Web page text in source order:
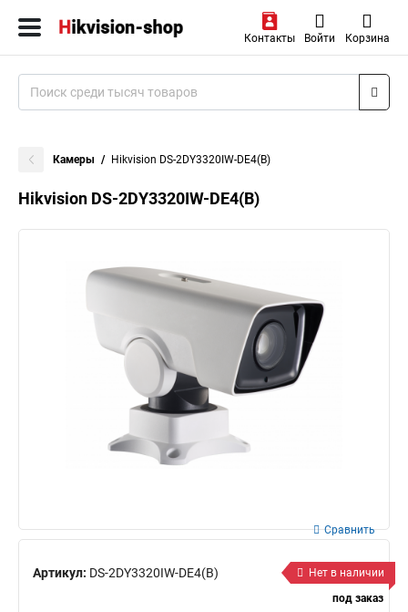
Контакты Войти Корзина
Камеры Hikvision DS-2DY3320IW-DE4(B)
Hikvision DS-2DY3320IW-DE4(B)
Артикул: DS-2DY3320IW-DE4(B)
Сравнить
Нет в наличии
под заказ